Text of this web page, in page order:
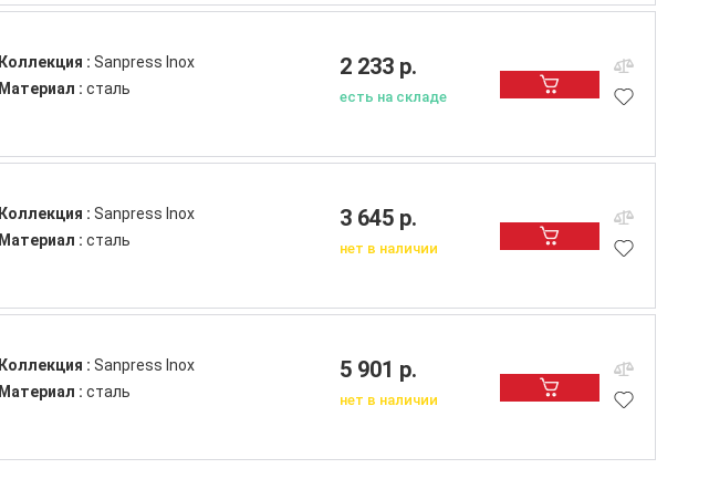
Коллекция : Sanpress Inox
Материал : сталь
2 233 р.
есть на складе
Коллекция : Sanpress Inox
Материал : сталь
3 645 р.
нет в наличии
Коллекция : Sanpress Inox
Материал : сталь
5 901 р.
нет в наличии